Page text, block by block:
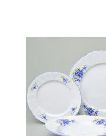
a technologických
pecemi a
klasických dekoračních
známku LC a